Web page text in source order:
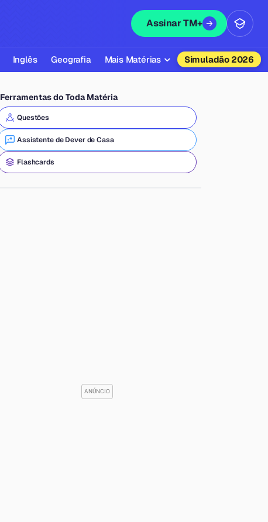
Assinar TM+
Inglês Geografia Mais Matérias
Química
Física
Filosofia
Simuladão 2026
Ferramentas do Toda Matéria
Questões
Assistente de Dever de Casa
Flashcards